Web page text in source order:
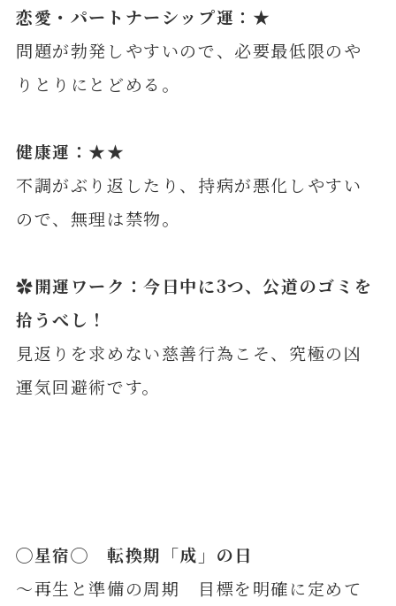
恋愛・パートナーシップ運：★
問題が勃発しやすいので、必要最低限のや
りとりにとどめる。
健康運：★★
不調がぶり返したり、持病が悪化しやすい
ので、無理は禁物。
✿開運ワーク：今日中に3つ、公道のゴミを
拾うべし！
見返りを求めない慈善行為こそ、究極の凶
運気回避術です。
◯星宿◯ 転換期「成」の日
～再生と準備の周期 目標を明確に定めて